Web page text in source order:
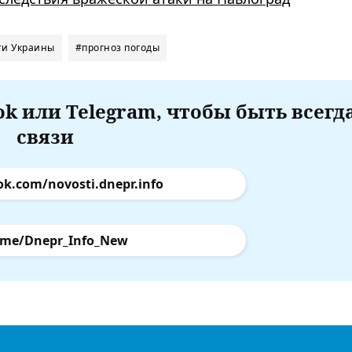
Украины #прогноз погоды
или Telegram, чтобы быть
связи
novosti.dnepr.info
Dnepr_Info_New